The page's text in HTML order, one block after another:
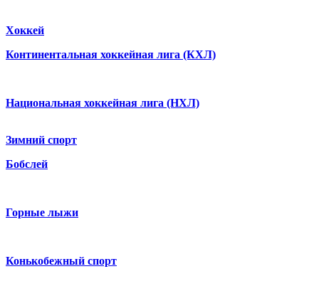
Хоккей
Континентальная хоккейная лига (КХЛ)
Национальная хоккейная лига (НХЛ)
Зимний спорт
Бобслей
Горные лыжи
Конькобежный спорт